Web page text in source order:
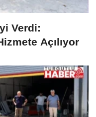
Verdi:
Açılıyor